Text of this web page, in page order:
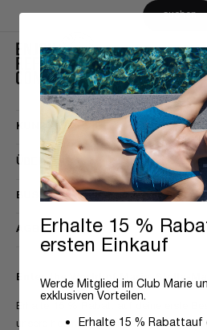
suchen
KUNDENSERVICE
ÜBER UNS
BUSINESS
AGB
Enter the World of Marie-Stella-
Erhalte 15 % Rabatt auf deine erste
unsere hochwertigen Home & Body
Erhalte 15 %
ersten Einkauf
Werde Mitglied im Club Marie
exklusiven Vorteilen.
Erhalte 15 % Rabattauf